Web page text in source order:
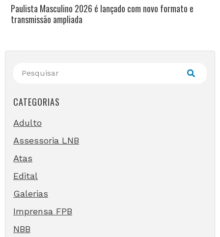
Paulista Masculino 2026 é lançado com novo formato e
transmissão ampliada
CATEGORIAS
Adulto
Assessoria LNB
Atas
Edital
Galerias
Imprensa FPB
NBB